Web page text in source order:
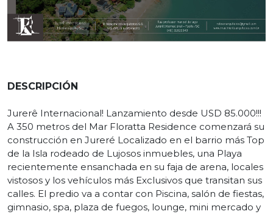
DESCRIPCIÓN
Jurerê Internacional! Lanzamiento desde USD 85.000!!!
A 350 metros del Mar Floratta Residence comenzará su
construcción en Jureré Localizado en el barrio más Top
de la Isla rodeado de Lujosos inmuebles, una Playa
recientemente ensanchada en su faja de arena, locales
vistosos y los vehículos más Exclusivos que transitan sus
calles. El predio va a contar con Piscina, salón de fiestas,
gimnasio, spa, plaza de fuegos, lounge, mini mercado y